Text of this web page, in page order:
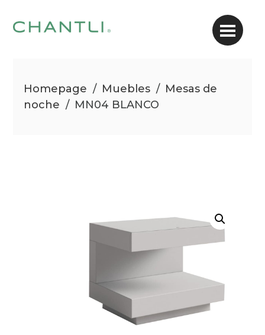
Homepage / Muebles / Mesas de
noche / MN04 BLANCO